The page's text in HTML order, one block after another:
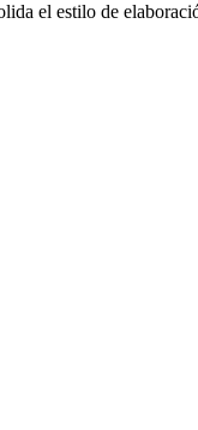
el estilo de